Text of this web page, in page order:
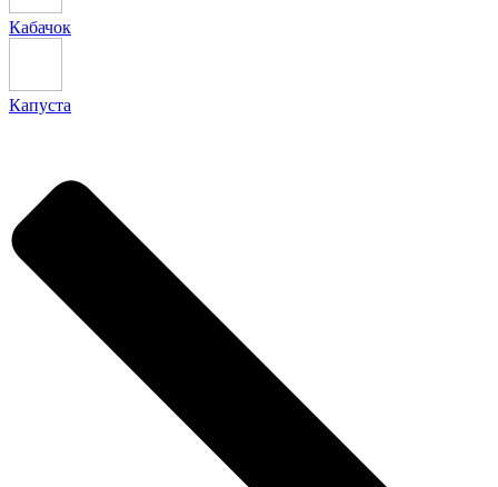
Кабачок
Капуста